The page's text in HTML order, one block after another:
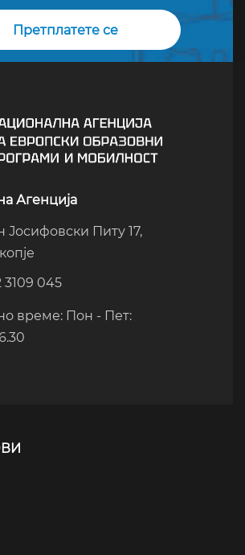
Агенција
Јосифовски Питу 17,
3109 045
време: Пон - Пет: